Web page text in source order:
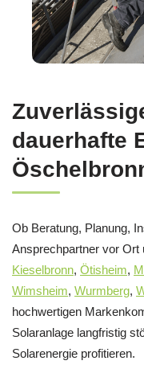
dauerhafte
Ob Beratung, Planung,
Ansprechpartner vor Ort
Kieselbronn, Ötisheim,
Wimsheim, Wurmberg,
hochwertigen
Solaranlage langfristig
Solarenergie profitieren.